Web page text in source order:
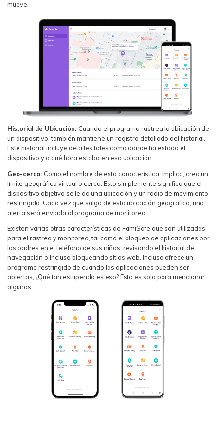
mueve.
Historial de Ubicación: Cuando el programa rastrea la ubicación de
un dispositivo, también mantiene un registro detallado del historial.
Este historial incluye detalles tales como donde ha estado el
dispositivo y a qué hora estaba en esa ubicación.
Geo-cerca: Como el nombre de esta característica, implica, crea un
límite geográfico virtual o cerca. Esto simplemente significa que el
dispositivo objetivo se le da una ubicación y un radio de movimiento
restringido. Cada vez que salga de esta ubicación geográfica, una
alerta será enviada al programa de monitoreo.
Existen varias otras características de FamiSafe que son utilizadas
para el rastreo y monitoreo, tal como el bloqueo de aplicaciones por
los padres en el teléfono de sus niños, revisando el historial de
navegación o incluso bloqueando sitios web. Incluso ofrece un
programa restringido de cuando las aplicaciones pueden ser
abiertas, ¿Qué tan estupendo es eso? Esto es solo para mencionar
algunas.